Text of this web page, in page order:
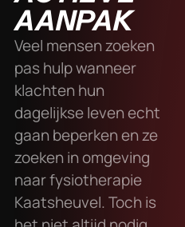
AANPAK
Veel mensen zoeken
pas hulp wanneer
klachten hun
dagelijkse leven echt
gaan beperken en ze
zoeken in omgeving
naar fysiotherapie
Kaatsheuvel. Toch is